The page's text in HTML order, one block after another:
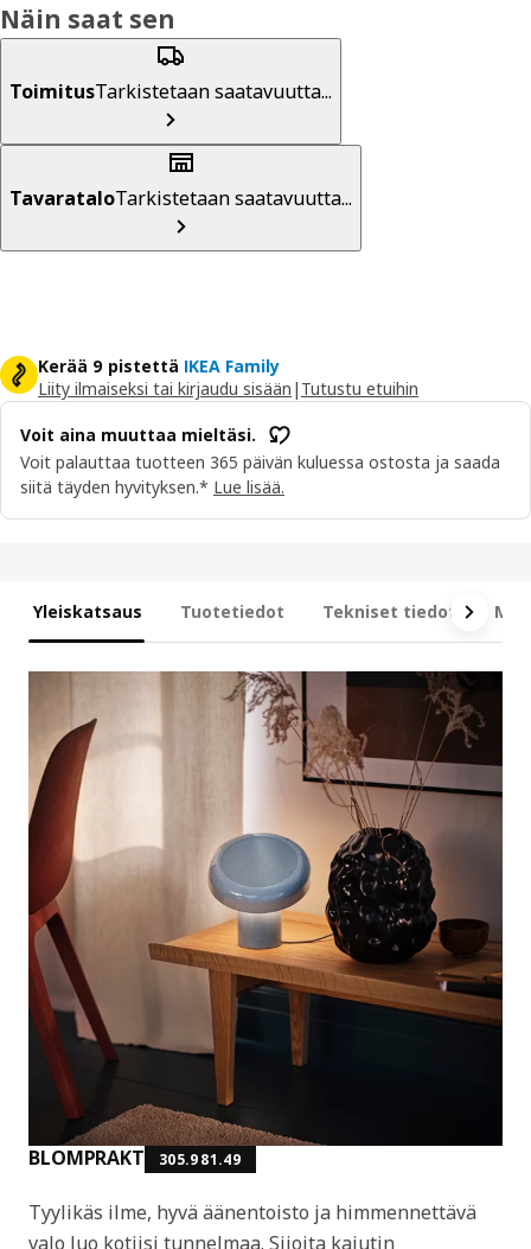
Näin saat sen
ToimitusTarkistetaan saatavuutta...
TavarataloTarkistetaan saatavuutta...
Kerää 9 pistettä IKEA Family
Liity ilmaiseksi tai kirjaudu sisään | Tutustu etuihin
Voit aina muuttaa mieltäsi.
Voit palauttaa tuotteen 365 päivän kuluessa ostosta ja saada
siitä täyden hyvityksen.* Lue lisää.
Yleiskatsaus Tuotetiedot Tekniset tiedot
BLOMPRAKT 305.981.49
Tyylikäs ilme, hyvä äänentoisto ja himmennettävä
valo luo kotiisi tunnelmaa. Sijoita kaiutin